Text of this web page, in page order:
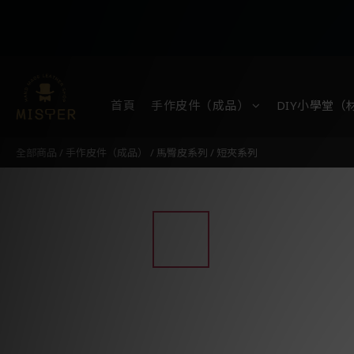
首頁 手作皮件（成品） DIY小學堂（
全部商品 / 手作皮件（成品） / 馬臀皮系列 / 短夾系列